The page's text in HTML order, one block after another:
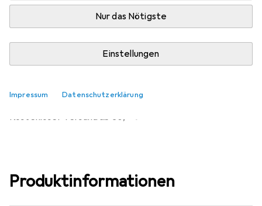
Nur das Nötigste
Einstellungen
Impressum Datenschutzerklärung
Lieferort angeben für genaue Lieferzeit
In den Warenkorb
Kostenloser Versand ab 30,– i
Produktinformationen